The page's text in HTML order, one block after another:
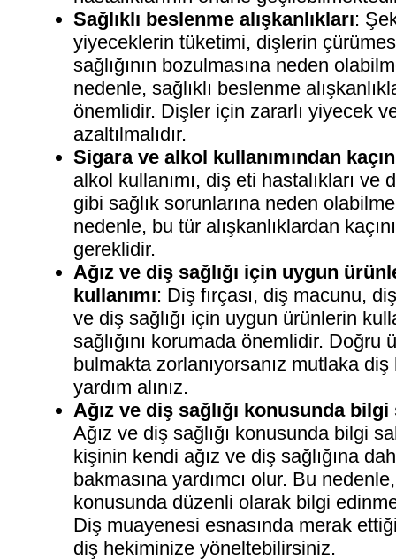
Sağlıklı beslenme alışkanlıkları:
yiyeceklerin tüketimi, dişlerin
sağlığının bozulmasına neden
nedenle, sağlıklı beslenme
önemlidir. Dişler için zararlı yiyecek
azaltılmalıdır.
Sigara ve alkol kullanımından
alkol kullanımı, diş eti hastalıkları ve
gibi sağlık sorunlarına neden
nedenle, bu tür alışkanlıklardan
gereklidir.
Ağız ve diş sağlığı için uygun
kullanımı: Diş fırçası, diş macunu,
ve diş sağlığı için uygun ürünlerin
sağlığını korumada önemlidir. Doğru
bulmakta zorlanıyorsanız mutlaka
yardım alınız.
Ağız ve diş sağlığı konusunda
Ağız ve diş sağlığı konusunda bilgi
kişinin kendi ağız ve diş sağlığına
bakmasına yardımcı olur. Bu
konusunda düzenli olarak bilgi
Diş muayenesi esnasında merak
diş hekiminize yöneltebilirsiniz.